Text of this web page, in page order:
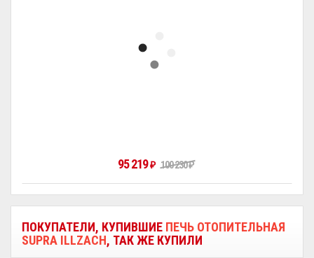
95 219₽ 100 230₽
ПОКУПАТЕЛИ, КУПИВШИЕ ПЕЧЬ ОТОПИТЕЛЬНАЯ
SUPRA ILLZACH, ТАК ЖЕ КУПИЛИ